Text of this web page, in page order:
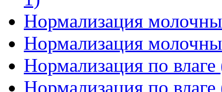
Нормализация
Нормализация
Нормализация по влаге
Нормализация по влаге